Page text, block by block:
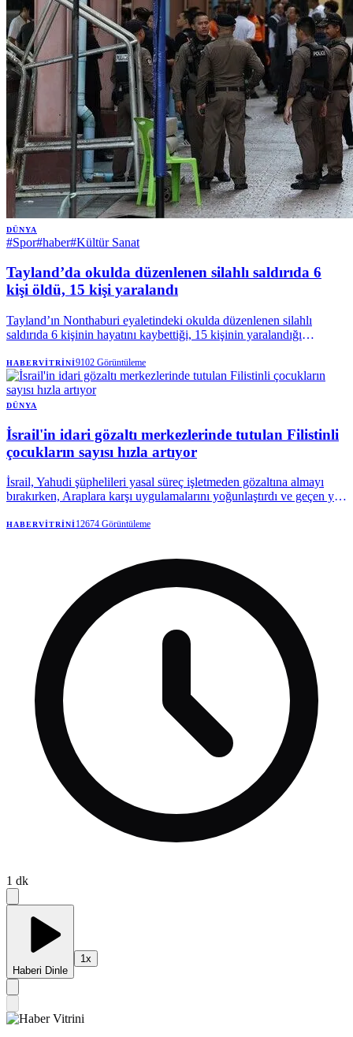
DÜNYA
#Spor#haber#Kültür Sanat
Tayland’da okulda düzenlenen silahlı saldırıda 6
kişi öldü, 15 kişi yaralandı
Tayland’ın Nonthaburi eyaletindeki okulda düzenlenen silahlı
saldırıda 6 kişinin hayatını kaybettiği, 15 kişinin yaralandığı
HABERVITRINI9102 Görüntüleme
DÜNYA
İsrail'in idari gözaltı merkezlerinde tutulan Filistinli
çocukların sayısı hızla artıyor
İsrail, Yahudi şüphelileri yasal süreç işletmeden gözaltına almayı
bırakırken, Araplara karşı uygulamalarını yoğunlaştırdı ve geçen yıl
HABERVITRINI12674 Görüntüleme
1 dk
Haberi Dinle
1x